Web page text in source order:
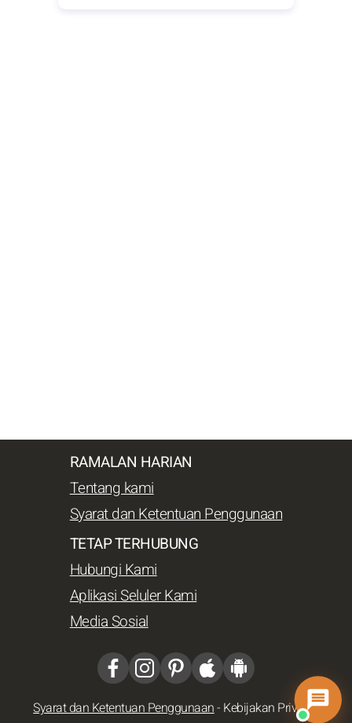
RAMALAN HARIAN
Tentang kami
Syarat dan Ketentuan Penggunaan
TETAP TERHUBUNG
Hubungi Kami
Aplikasi Seluler Kami
Media Sosial
Syarat dan Ketentuan Penggunaan- Kebijakan Privasi-